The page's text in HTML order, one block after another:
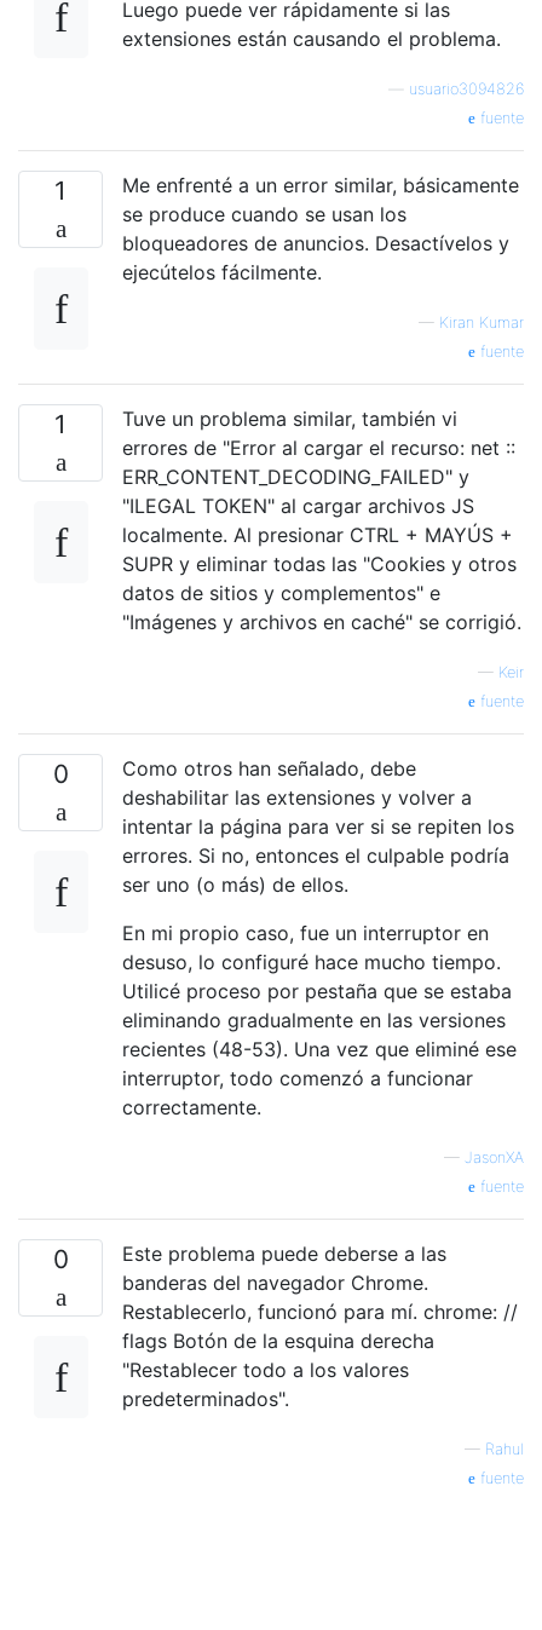
Luego puede ver rápidamente si las
extensiones están causando el problema.
usuario3094826
fuente
1
Me enfrenté a un error similar, básicamente
se produce cuando se usan los
bloqueadores de anuncios. Desactívelos y
ejecútelos fácilmente.
— Kiran Kumar
fuente
1
Tuve un problema similar, también vi
errores de "Error al cargar el recurso: net ::
ERR_CONTENT_DECODING_FAILED" y
"ILEGAL TOKEN" al cargar archivos JS
localmente. Al presionar CTRL + MAYÚS +
SUPR y eliminar todas las "Cookies y otros
datos de sitios y complementos" e
"Imágenes y archivos en caché" se corrigió.
— Keir
fuente
0
Como otros han señalado, debe
deshabilitar las extensiones y volver a
intentar la página para ver si se repiten los
errores. Si no, entonces el culpable podría
ser uno (o más) de ellos.
En mi propio caso, fue un interruptor en
desuso, lo configuré hace mucho tiempo.
Utilicé proceso por pestaña que se estaba
eliminando gradualmente en las versiones
recientes (48-53). Una vez que eliminé ese
interruptor, todo comenzó a funcionar
correctamente.
— JasonXA
fuente
0
Este problema puede deberse a las
banderas del navegador Chrome.
Restablecerlo, funcionó para mí. chrome: //
flags Botón de la esquina derecha
"Restablecer todo a los valores
predeterminados".
— Rahul
fuente